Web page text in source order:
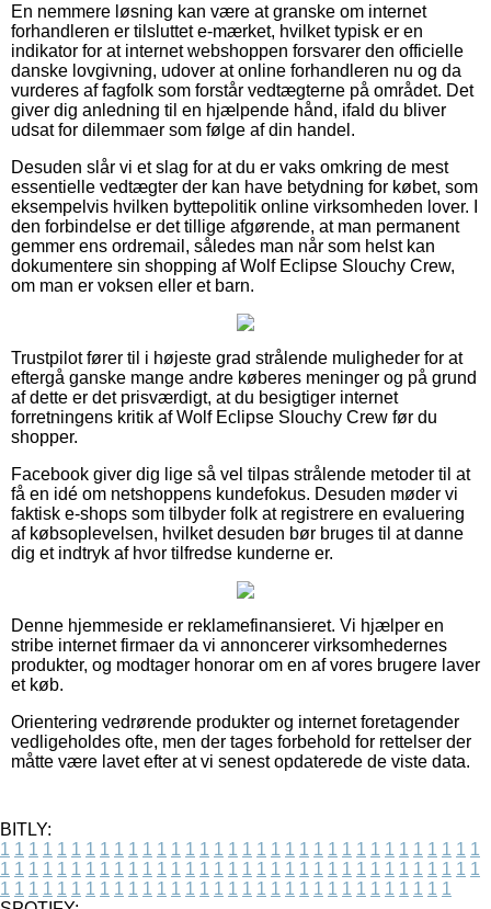
En nemmere løsning kan være at granske om internet
forhandleren er tilsluttet e-mærket, hvilket typisk er en
indikator for at internet webshoppen forsvarer den officielle
danske lovgivning, udover at online forhandleren nu og da
vurderes af fagfolk som forstår vedtægterne på området. Det
giver dig anledning til en hjælpende hånd, ifald du bliver
udsat for dilemmaer som følge af din handel.
Desuden slår vi et slag for at du er vaks omkring de mest
essentielle vedtægter der kan have betydning for købet, som
eksempelvis hvilken byttepolitik online virksomheden lover. I
den forbindelse er det tillige afgørende, at man permanent
gemmer ens ordremail, således man når som helst kan
dokumentere sin shopping af Wolf Eclipse Slouchy Crew,
om man er voksen eller et barn.
Trustpilot fører til i højeste grad strålende muligheder for at
eftergå ganske mange andre køberes meninger og på grund
af dette er det prisværdigt, at du besigtiger internet
forretningens kritik af Wolf Eclipse Slouchy Crew før du
shopper.
Facebook giver dig lige så vel tilpas strålende metoder til at
få en idé om netshoppens kundefokus. Desuden møder vi
faktisk e-shops som tilbyder folk at registrere en evaluering
af købsoplevelsen, hvilket desuden bør bruges til at danne
dig et indtryk af hvor tilfredse kunderne er.
Denne hjemmeside er reklamefinansieret. Vi hjælper en
stribe internet firmaer da vi annoncerer virksomhedernes
produkter, og modtager honorar om en af vores brugere laver
et køb.
Orientering vedrørende produkter og internet foretagender
vedligeholdes ofte, men der tages forbehold for rettelser der
måtte være lavet efter at vi senest opdaterede de viste data.
BITLY:
1 1 1 1 1 1 1 1 1 1 1 1 1 1 1 1 1 1 1 1 1 1 1 1 1 1 1 1 1 1 1 1 1 1
1 1 1 1 1 1 1 1 1 1 1 1 1 1 1 1 1 1 1 1 1 1 1 1 1 1 1 1 1 1 1 1 1 1
1 1 1 1 1 1 1 1 1 1 1 1 1 1 1 1 1 1 1 1 1 1 1 1 1 1 1 1 1 1 1 1